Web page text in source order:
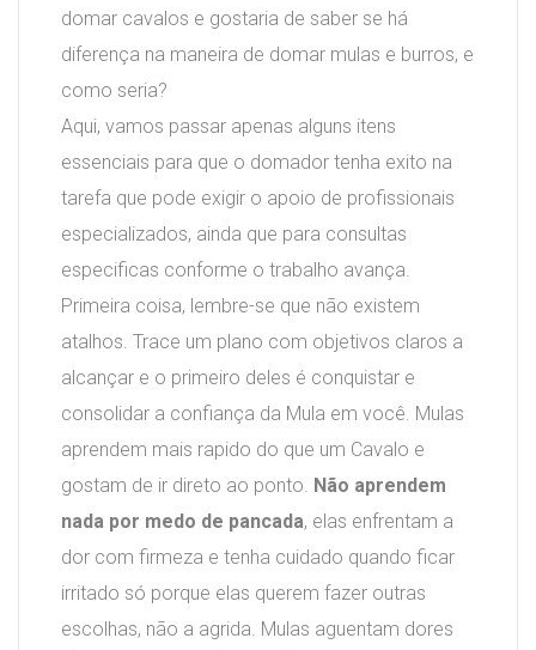
domar cavalos e gostaria de saber se há
diferença na maneira de domar mulas e burros, e
como seria?
Aqui, vamos passar apenas alguns itens
essenciais para que o domador tenha exito na
tarefa que pode exigir o apoio de profissionais
especializados, ainda que para consultas
especificas conforme o trabalho avança.
Primeira coisa, lembre-se que não existem
atalhos. Trace um plano com objetivos claros a
alcançar e o primeiro deles é conquistar e
consolidar a confiança da Mula em você. Mulas
aprendem mais rapido do que um Cavalo e
gostam de ir direto ao ponto. Não aprendem
nada por medo de pancada, elas enfrentam a
dor com firmeza e tenha cuidado quando ficar
irritado só porque elas querem fazer outras
escolhas, não a agrida. Mulas aguentam dores